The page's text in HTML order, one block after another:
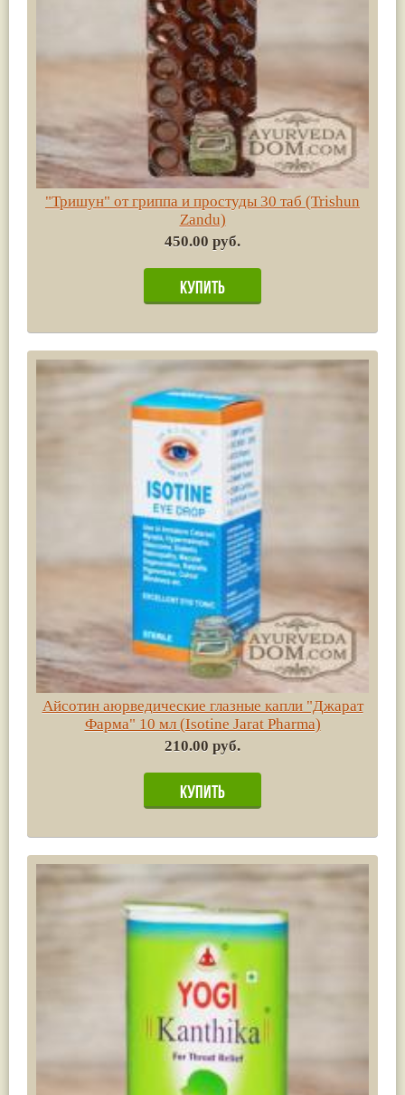
"Тришун" от гриппа и простуды 30 таб (Trishun
Zandu)
450.00 руб.
Айсотин аюрведические глазные капли "Джарат
Фарма" 10 мл (Isotine Jarat Pharma)
210.00 руб.